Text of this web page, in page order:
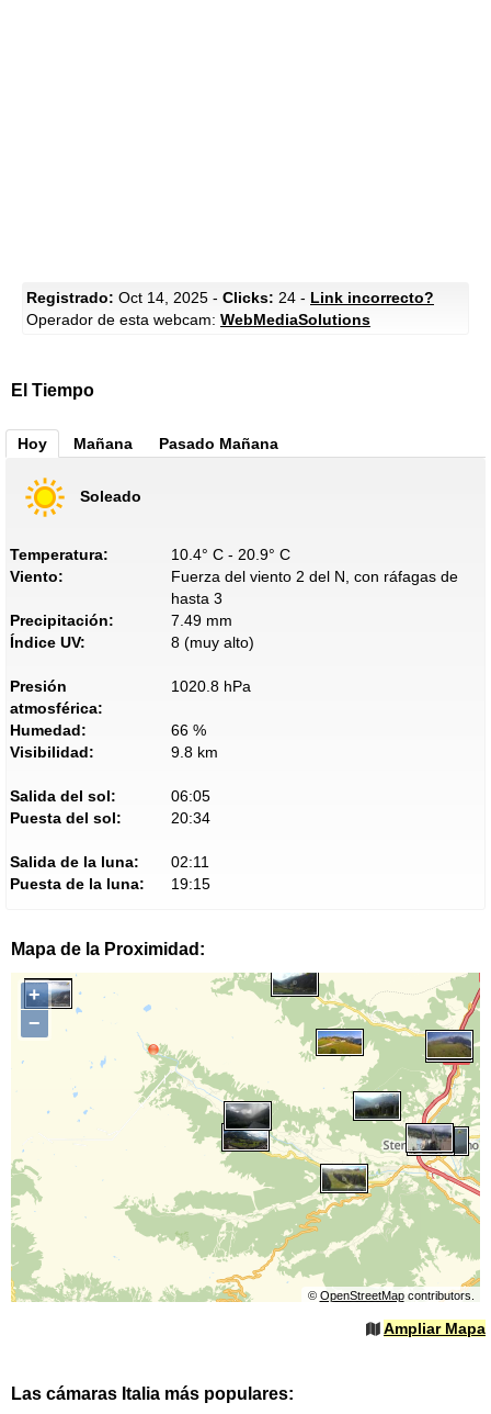
Registrado: Oct 14, 2025 - Clicks: 24 - Link incorrecto?
Operador de esta webcam: WebMediaSolutions
El Tiempo
Hoy Mañana Pasado Mañana
Soleado
Temperatura:
10.4° C - 20.9° C
Viento:
Fuerza del viento 2 del N, con ráfagas de
hasta 3
Precipitación:
7.49 mm
Índice UV:
8 (muy alto)
Presión
atmosférica:
1020.8 hPa
Humedad:
66 %
Visibilidad:
9.8 km
Salida del sol:
06:05
Puesta del sol:
20:34
Salida de la luna:
02:11
Puesta de la luna:
19:15
Mapa de la Proximidad:
+
−
© OpenStreetMapcontributors.
Ampliar Mapa
Las cámaras Italia más populares: